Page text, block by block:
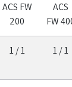
ACS FW
200
ACS
FW
1 / 1 1 / 1